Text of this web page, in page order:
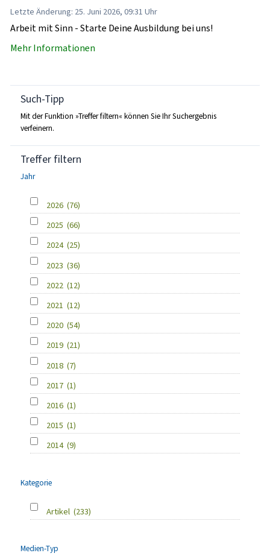
Letzte Änderung: 25. Juni 2026, 09:31 Uhr
Arbeit mit Sinn - Starte Deine Ausbildung bei uns!
Mehr Informationen
Such-Tipp
Mit der Funktion »Treffer filtern« können Sie Ihr Suchergebnis
verfeinern.
Treffer filtern
Jahr
2026 (76)
2025 (66)
2024 (25)
2023 (36)
2022 (12)
2021 (12)
2020 (54)
2019 (21)
2018 (7)
2017 (1)
2016 (1)
2015 (1)
2014 (9)
Kategorie
Artikel (233)
Medien-Typ